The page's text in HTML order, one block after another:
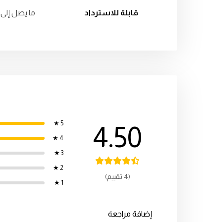
قابلة للاسترداد ما يصل إلى 14 يوما
4.50
(4 تقييم)
5 ★
4 ★
3 ★
2 ★
1 ★
إضافة مراجعة